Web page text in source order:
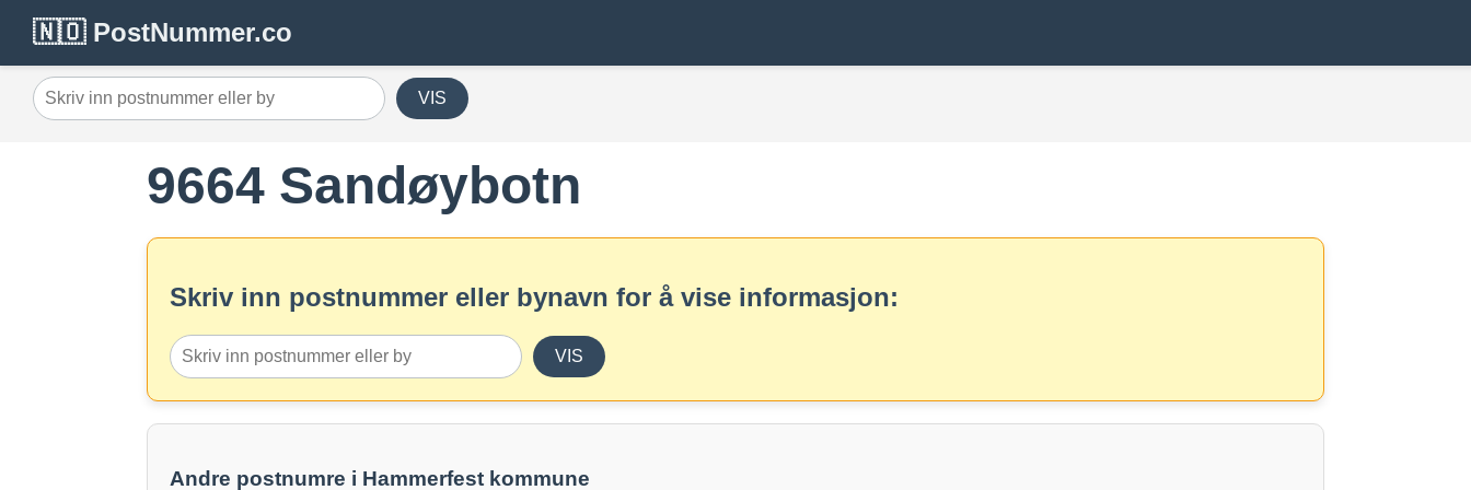
🇳🇴 PostNummer.co
VIS
9664 Sandøybotn
Skriv inn postnummer eller bynavn for å vise informasjon:
VIS
Andre postnumre i Hammerfest kommune